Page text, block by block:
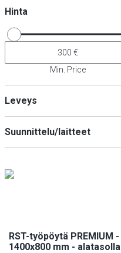
Hinta
Min. Price
Leveys
Suunnittelu/laitteet
RST-työpöytä PREMIUM -
1400x800 mm - alatasolla